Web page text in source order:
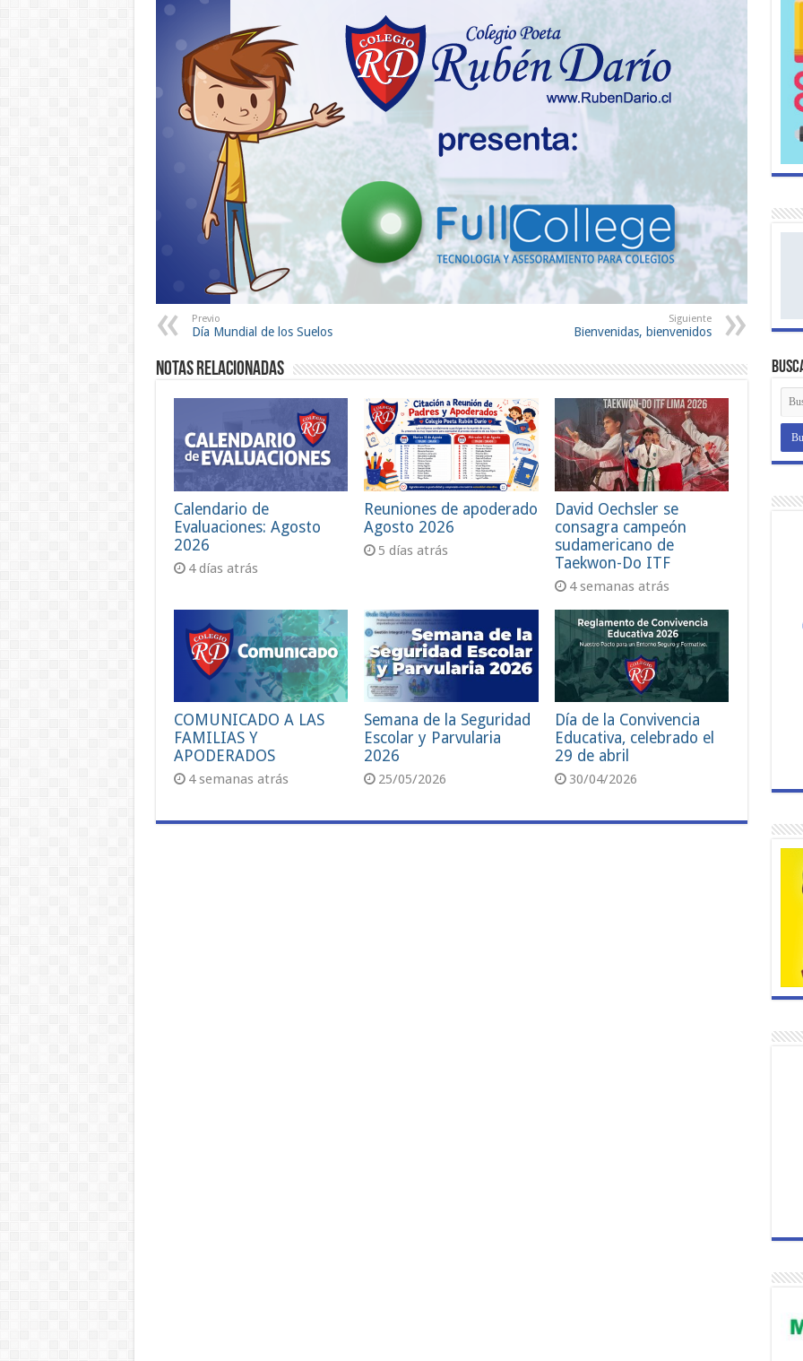
Previo
Día Mundial de los Suelos
Siguiente
Bienvenidas, bienvenidos
Notas Relacionadas
Calendario de
Evaluaciones: Agosto
2026
4 días atrás
Reuniones de apoderado
Agosto 2026
5 días atrás
David Oechsler se
consagra campeón
sudamericano de
Taekwon-Do ITF
4 semanas atrás
COMUNICADO A LAS
FAMILIAS Y
APODERADOS
4 semanas atrás
Semana de la Seguridad
Escolar y Parvularia
2026
25/05/2026
Día de la Convivencia
Educativa, celebrado el
29 de abril
30/04/2026